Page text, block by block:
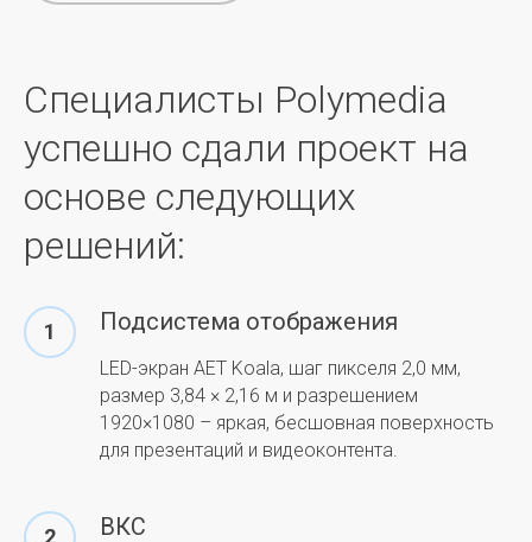
Специалисты Polymedia
успешно сдали проект на
основе следующих
решений:
Подсистема отображения
LED-экран AET Koala, шаг пикселя 2,0 мм,
размер 3,84 × 2,16 м и разрешением
1920×1080 – яркая, бесшовная поверхность
для презентаций и видеоконтента.
ВКС